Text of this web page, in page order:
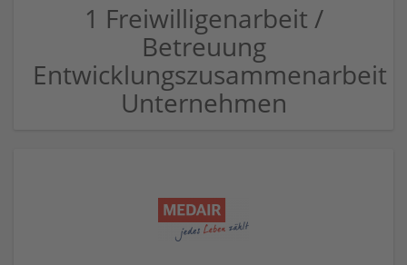
1 Freiwilligenarbeit /
Betreuung
Entwicklungszusammenarbeit
Unternehmen